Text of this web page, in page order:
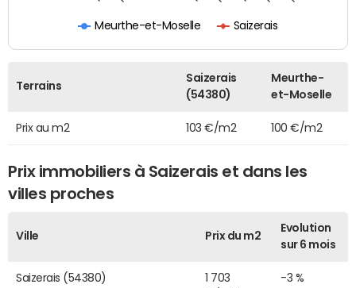
Meurthe-et-Moselle Saizerais
Terrains
Saizerais
(54380)
Meurthe-
et-Moselle
Prix au m2 103 €/m2 100 €/m2
Prix immobiliers à Saizerais et dans les
villes proches
Ville Prix du m2
Evolution
sur 6 mois
Saizerais (54380)
1 703
-3 %